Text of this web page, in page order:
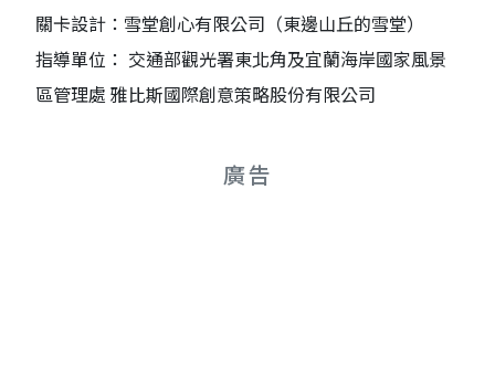
關卡設計：雪堂創心有限公司（東邊山丘的雪堂）
指導單位： 交通部觀光署東北角及宜蘭海岸國家風景
區管理處 雅比斯國際創意策略股份有限公司
廣告